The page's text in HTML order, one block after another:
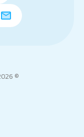
© 2026. جميع الحقوق محفوظة.